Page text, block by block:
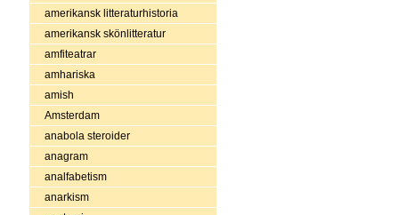
amerikansk litteraturhistoria
amerikansk skönlitteratur
amfiteatrar
amhariska
amish
Amsterdam
anabola steroider
anagram
analfabetism
anarkism